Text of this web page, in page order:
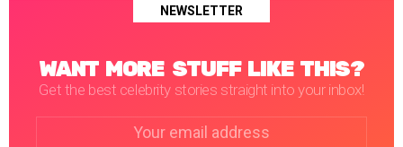
NEWSLETTER
WANT MORE STUFF LIKE THIS?
Get the best celebrity stories straight into your inbox!